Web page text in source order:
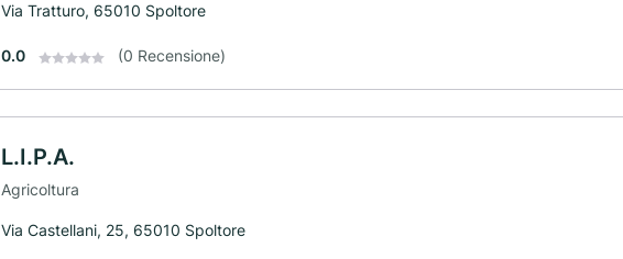
Via Tratturo, 65010 Spoltore
0.0 (0 Recensione)
L.I.P.A.
Agricoltura
Via Castellani, 25, 65010 Spoltore